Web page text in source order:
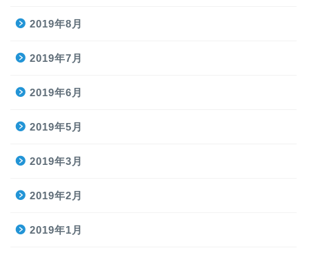
2019年8月
2019年7月
2019年6月
2019年5月
2019年3月
2019年2月
2019年1月